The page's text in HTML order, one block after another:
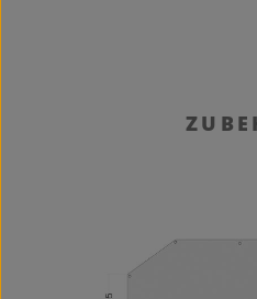
Produktgalerie überspringen